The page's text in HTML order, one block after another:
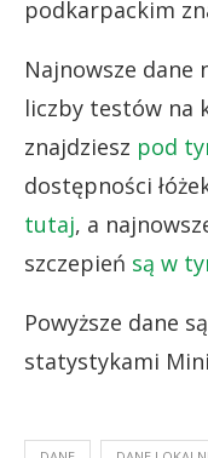
podkarpackim
Najnowsze dane
liczby testów na
znajdziesz pod
dostępności
tutaj, a
szczepień są w
Powyższe dane
statystykami